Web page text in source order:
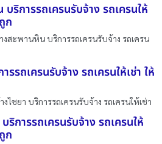
ริการรถเครนรับจ้าง รถเครนให้
ก
งสะพานหิน บริการรถเครนรับจ้าง รถเครน
รรถเครนรับจ้าง รถเครนให้เช่า ให้
ไชยา บริการรถเครนรับจ้าง รถเครนให้เช่า
การรถเครนรับจ้าง รถเครนให้
ก